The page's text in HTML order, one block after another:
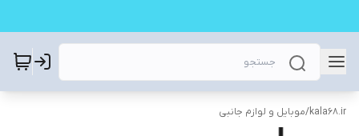
kala68.ir
/موبایل و لوازم جانبی